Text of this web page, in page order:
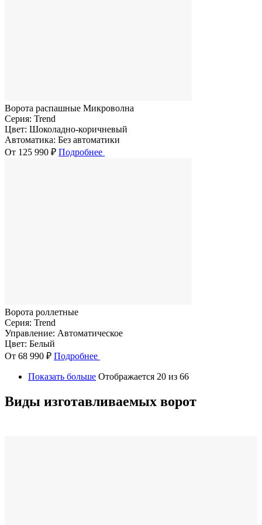
Ворота распашные Микроволна
Серия: Trend
Цвет: Шоколадно-коричневый
Автоматика: Без автоматики
От 125 990 ₽ Подробнее
Ворота роллетные
Серия: Trend
Управление: Автоматическое
Цвет: Белый
От 68 990 ₽ Подробнее
Показать больше Отображается 20 из 66
Виды изготавливаемых ворот